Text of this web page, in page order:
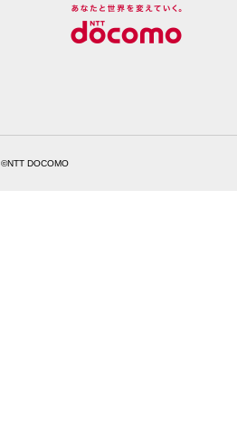
©NTT DOCOMO